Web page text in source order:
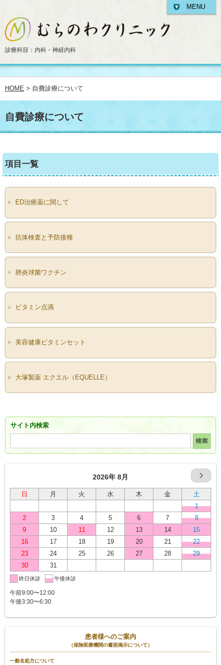
診療科目：内科・神経内科
HOME > 自費診療について
自費診療について
項目一覧
ED治療薬に関して
抗体検査と予防接種
肺炎球菌ワクチン
ビタミン点滴
美容健康ビタミンセット
大塚製薬 エクエル（EQUELLE）
MENU
サイト内検索
2026年 8月
日 月 火 水 木 金
土
1
2
3 4 5 6 7
8
9
10 11 12 13 14
15
16
17 18 19 20 21
22
23
24 25 26 27 28
29
30
31
終日休診 午後休診
午前9:00〜12:00
午後3:30〜6:30
患者様へのご案内
（保険医療機関の書面掲示について）
一般名処方について